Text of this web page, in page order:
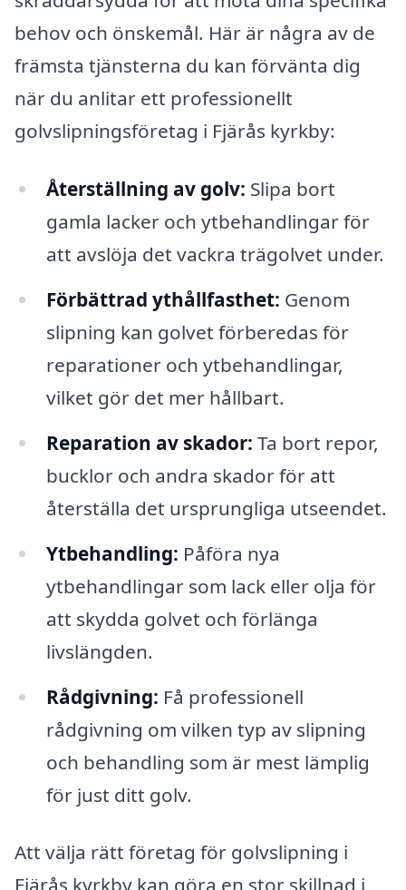
behov och önskemål. Här är några av de
främsta tjänsterna du kan förvänta dig
när du anlitar ett professionellt
golvslipningsföretag i Fjärås kyrkby:
Återställning av golv: Slipa bort
gamla lacker och ytbehandlingar för
att avslöja det vackra trägolvet under.
Förbättrad ythållfasthet: Genom
slipning kan golvet förberedas för
reparationer och ytbehandlingar,
vilket gör det mer hållbart.
Reparation av skador: Ta bort repor,
bucklor och andra skador för att
återställa det ursprungliga utseendet.
Ytbehandling: Påföra nya
ytbehandlingar som lack eller olja för
att skydda golvet och förlänga
livslängden.
Rådgivning: Få professionell
rådgivning om vilken typ av slipning
och behandling som är mest lämplig
för just ditt golv.
Att välja rätt företag för golvslipning i
Fjärås kyrkby kan göra en stor skillnad i